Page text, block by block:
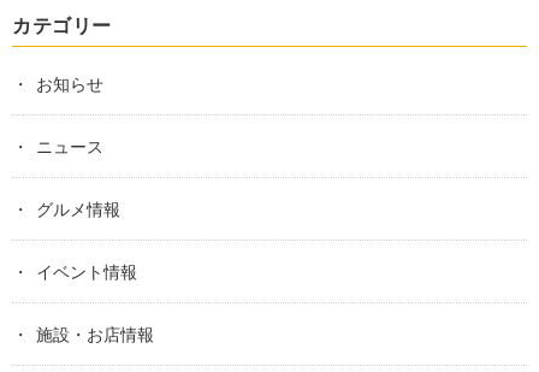
カテゴリー
お知らせ
ニュース
グルメ情報
イベント情報
施設・お店情報